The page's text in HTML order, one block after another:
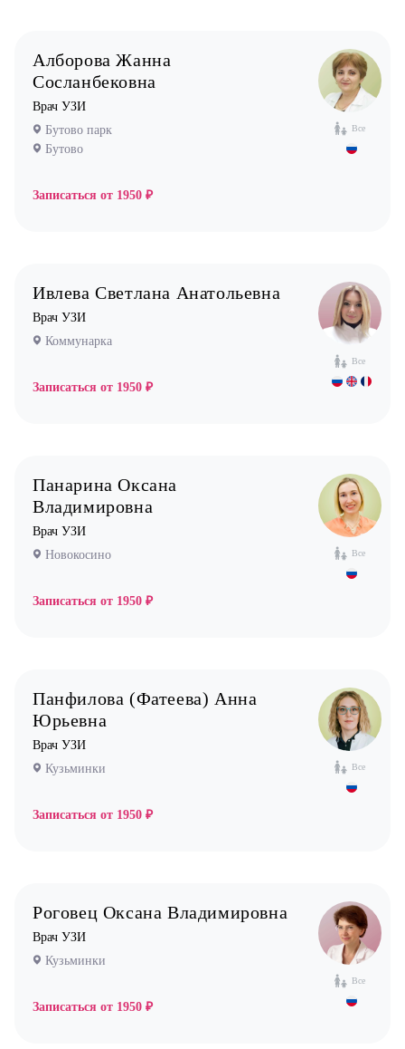
Все
Алборова Жанна
Сосланбековна
Врач УЗИ
Бутово парк
Бутово
Записаться от 1950 ₽
Все
Ивлева Светлана Анатольевна
Врач УЗИ
Коммунарка
Записаться от 1950 ₽
Все
Панарина Оксана
Владимировна
Врач УЗИ
Новокосино
Записаться от 1950 ₽
Все
Панфилова (Фатеева) Анна
Юрьевна
Врач УЗИ
Кузьминки
Записаться от 1950 ₽
Все
Роговец Оксана Владимировна
Врач УЗИ
Кузьминки
Записаться от 1950 ₽